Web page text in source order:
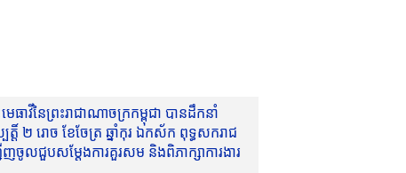
វីនៃព្រះរាជាណាចក្រកម្ពុជា បានដឹកនាំ
២ រោច ខែចែត្រ ឆ្នាំកុរ ឯកស័ក ពុទ្ធសករាជ
ចូលជួបសម្តែងការគួរសម និងពិភាក្សាការងារ